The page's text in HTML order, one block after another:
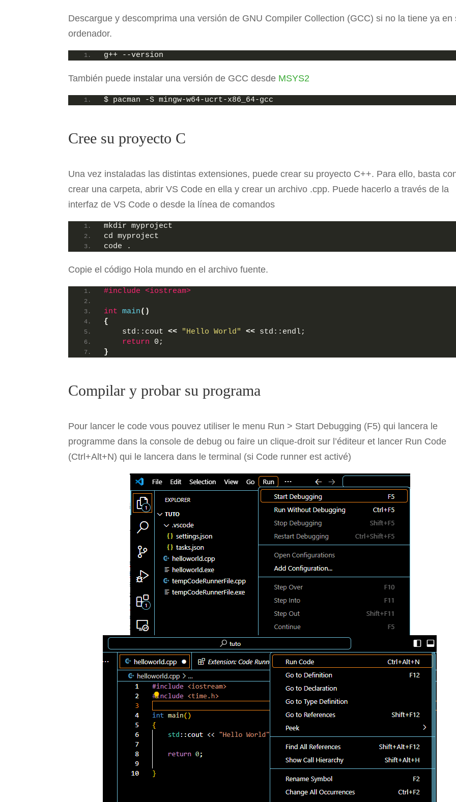
Descargue y descomprima una versión de GNU Compiler Collection (GCC) si no la tiene ya en
ordenador.
g++ --version
También puede instalar una versión de GCC desde MSYS2
$ pacman -S mingw-w64-ucrt-x86_64-gcc
Cree su proyecto C
Una vez instaladas las distintas extensiones, puede crear su proyecto C++. Para ello, basta
crear una carpeta, abrir VS Code en ella y crear un archivo .cpp. Puede hacerlo a través de la
interfaz de VS Code o desde la línea de comandos
mkdir myproject
cd myproject
code .
Copie el código Hola mundo en el archivo fuente.
#include <iostream>
int main()
{
    std::cout
<< "Hello World" << std::endl;
return 0;
}
Compilar y probar su programa
Pour lancer le code vous pouvez utiliser le menu Run > Start Debugging (F5) qui lancera le
programme dans la console de debug ou faire un clique-droit sur l’éditeur et lancer Run Code
(Ctrl+Alt+N) qui le lancera dans le terminal (si Code runner est activé)